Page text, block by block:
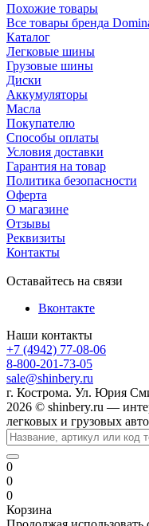
Похожие товары
Все товары бренда
Каталог
Легковые шины
Грузовые шины
Диски
Аккумуляторы
Масла
Покупателю
Способы оплаты
Условия доставки
Гарантия на товар
Политика безопасности
Оферта
О магазине
Отзывы
Реквизиты
Контакты
Оставайтесь на связи
Вконтакте
Наши контакты
+7 (4942) 77-08-06
8-800-201-73-05
sale@shinbery.ru
г. Кострома. Ул. Юрия
2026 © shinbery.ru —
легковых и грузовых
0
0
0
Корзина